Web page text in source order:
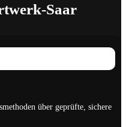
Saar
über geprüfte, sichere